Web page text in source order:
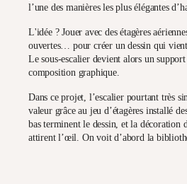
l’une des manières les plus élégantes
L'idée ? Jouer avec desétagères
ouvertes… pour créer un dessin qui
Le sous-escalier devient alors un
composition graphique.
Dans ce projet, l’escalier pourtant très
valeur grâce au jeu d’étagères installé
bas terminent le dessin, et la décoration
attirent l’œil. On voit d’abord la